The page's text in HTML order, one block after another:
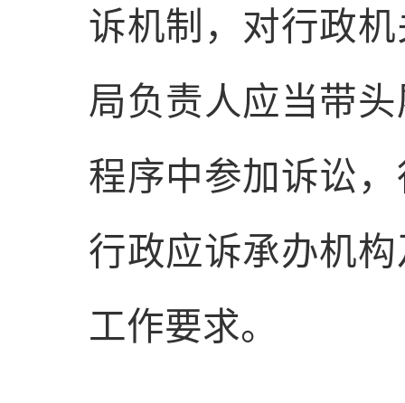
诉机制，对行政
局负责人应当带
程序中参加诉讼
行政应诉承办机
工作要求。